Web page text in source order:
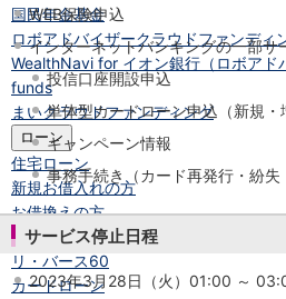
国民年金基金
ロボアドバイザークラウドファンディ
WealthNavi for イオン銀行（ロボアド
funds
まいクラウドファンディング
ローン
住宅ローン
新規お借入れの方
お借換えの方
フラット35
リ・バース60
カードローン
WEB保険申込
インターネットバンキングの一部サ
投信口座開設申込
単体型カードローン申込（新規・
キャンペーン情報
事務手続き（カード再発行・紛失
サービス停止日程
2023年3月28日（火）01:00 ～